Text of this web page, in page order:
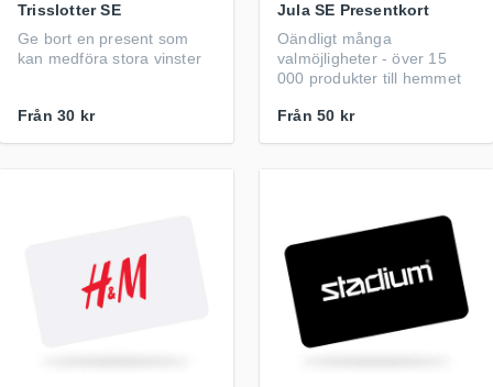
Trisslotter SE
Ge bort en present som
kan medföra stora vinster
Från 30 kr
Jula SE Presentkort
Oändligt många
valmöjligheter - över 15
000 produkter till hemmet
Från 50 kr